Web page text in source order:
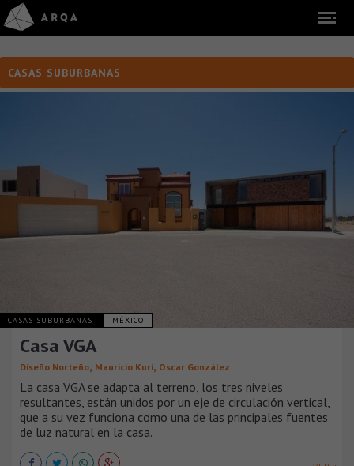
CASAS SUBURBANAS
CASAS SUBURBANAS MÉXICO
Casa VGA
Diseño Norteño, Mauricio Kuri, Oscar González
La casa VGA se adapta al terreno, los tres niveles
resultantes, están unidos por un eje de circulación vertical,
que a su vez funciona como una de las principales fuentes
de luz natural en la casa.